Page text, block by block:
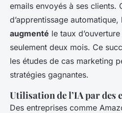
emails envoyés à ses clients.
d’apprentissage
augmenté le taux
seulement deux mois. Ce
les études de cas marketing
stratégies gagnantes.
Utilisation de l’IA par des
Des entreprises comme